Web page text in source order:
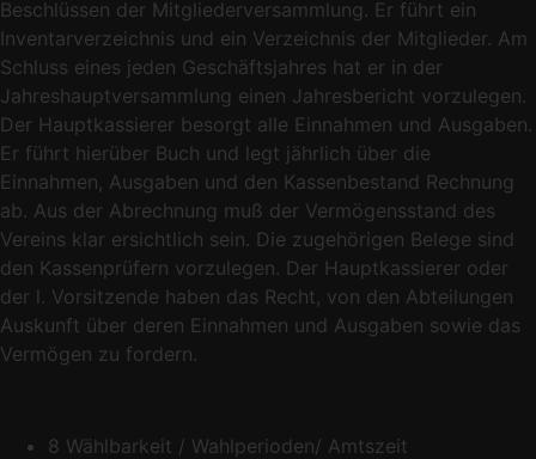
Beschlüssen der Mitgliederversammlung. Er führt ein
Inventarverzeichnis und ein Verzeichnis der Mitglieder. Am
Schluss eines jeden Geschäftsjahres hat er in der
Jahreshauptversammlung einen Jahresbericht vorzulegen.
Der Hauptkassierer besorgt alle Einnahmen und Ausgaben.
Er führt hierüber Buch und legt jährlich über die
Einnahmen, Ausgaben und den Kassenbestand Rechnung
ab. Aus der Abrechnung muß der Vermögensstand des
Vereins klar ersichtlich sein. Die zugehörigen Belege sind
den Kassenprüfern vorzulegen. Der Hauptkassierer oder
der l. Vorsitzende haben das Recht, von den Abteilungen
Auskunft über deren Einnahmen und Ausgaben sowie das
Vermögen zu fordern.
8 Wählbarkeit / Wahlperioden/ Amtszeit